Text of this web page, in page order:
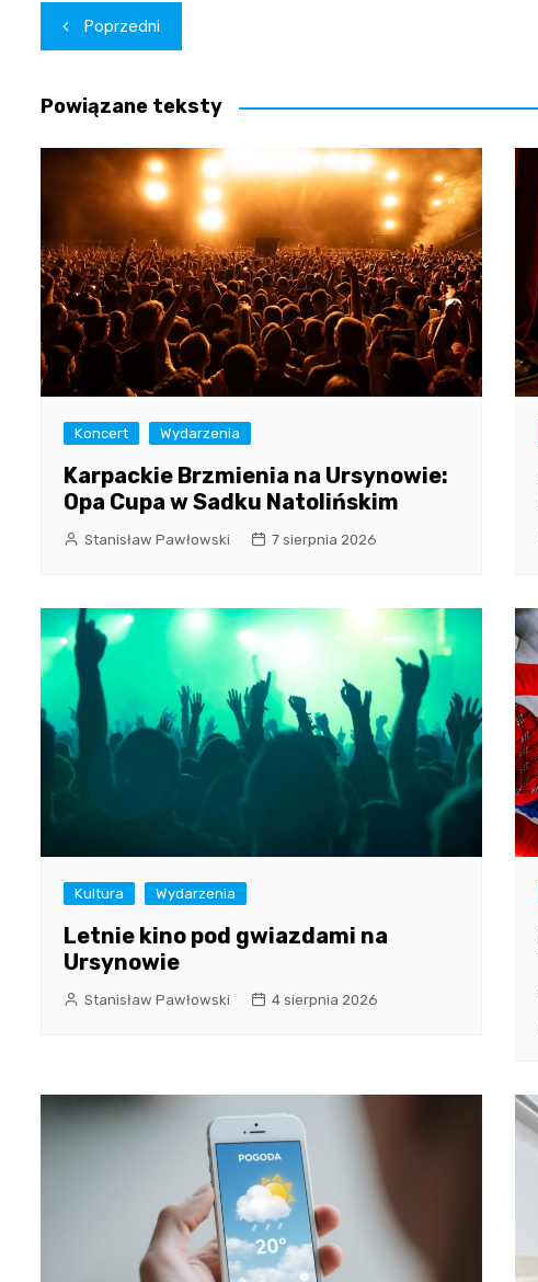
Nawigacja
wpisu
Poprzedni
Powiązane teksty
Koncert Wydarzenia
Karpackie Brzmienia na Ursynowie:
Opa Cupa w Sadku Natolińskim
Stanisław Pawłowski 7 sierpnia 2026
Kultura Wydarzenia
Letnie kino pod gwiazdami na
Ursynowie
Stanisław Pawłowski 4 sierpnia 2026